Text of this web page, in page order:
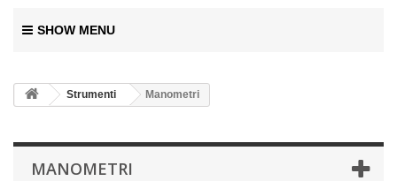
SHOW MENU
Strumenti Manometri
MANOMETRI